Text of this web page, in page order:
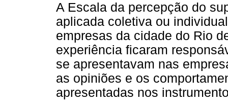
A Escala da percepção do
aplicada coletiva ou
empresas da cidade do Rio
experiência ficaram
se apresentavam nas
as opiniões e os
apresentadas nos